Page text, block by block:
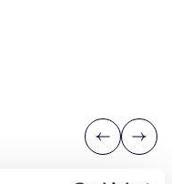
Previous
Next